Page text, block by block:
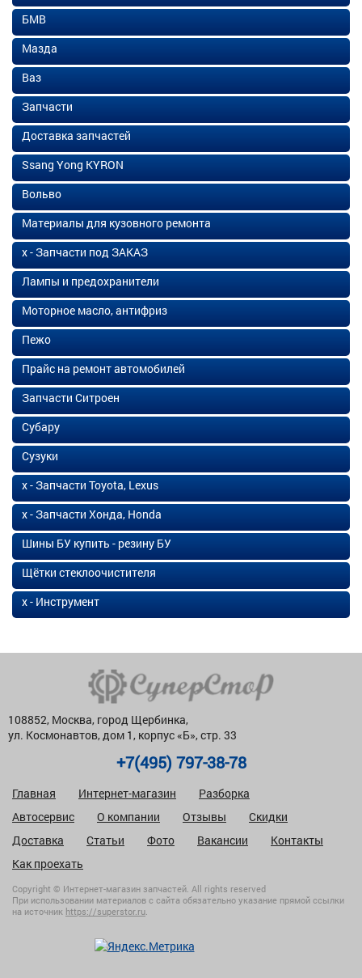
БМВ
Мазда
Ваз
Запчасти
Доставка запчастей
Ssang Yong KYRON
Вольво
Материалы для кузовного ремонта
х - Запчасти под ЗАКАЗ
Лампы и предохранители
Моторное масло, антифриз
Пежо
Прайс на ремонт автомобилей
Запчасти Ситроен
Субару
Сузуки
х - Запчасти Toyota, Lexus
х - Запчасти Хонда, Honda
Шины БУ купить - резину БУ
Щётки стеклоочистителя
х - Инструмент
108852, Москва, город Щербинка,
ул. Космонавтов, дом 1, корпус «Б», стр. 33
+7(495) 797-38-78
Главная Интернет-магазин
Разборка
Автосервис
О компании Отзывы
Скидки
Доставка
Статьи Фото Вакансии
Контакты
Как проехать
Copyright © Интернет-магазин запчастей. All rights reserved
При использовании материалов с сайта обязательно указание прямой ссылки
на источник https://superstor.ru.